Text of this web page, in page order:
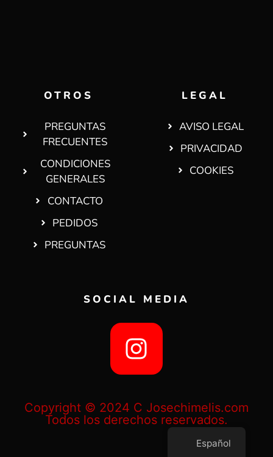
OTROS
PREGUNTAS
FRECUENTES
CONDICIONES
GENERALES
CONTACTO
PEDIDOS
PREGUNTAS
LEGAL
AVISO LEGAL
PRIVACIDAD
COOKIES
SOCIAL MEDIA
Copyright © 2024 C Josechimelis.com
Todos los derechos reservados.
Español